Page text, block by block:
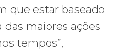
que estar baseado
maiores ações
tempos”,